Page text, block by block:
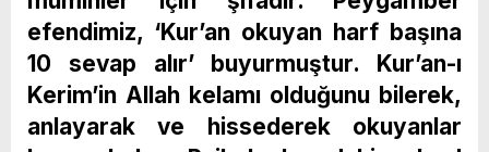
efendimiz, ‘Kur’an okuyan harf başına
10 sevap alır’ buyurmuştur. Kur’an-ı
Kerim’in Allah kelamı olduğunu bilerek,
anlayarak ve hissederek okuyanlar